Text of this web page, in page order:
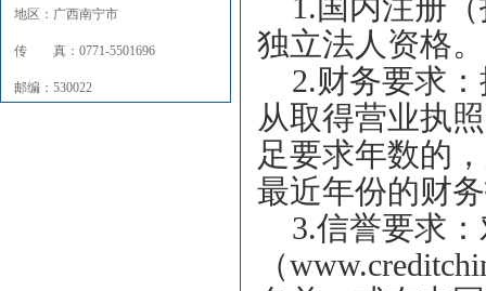
地区：广西南宁市
传 真：0771-5501696
邮编：530022
1.国内注册
独立法人资格。
2.财务要求
从取得营业执
足要求年数的
最近年份的财
3.信誉要求
（